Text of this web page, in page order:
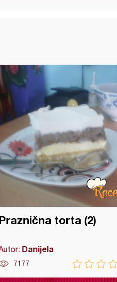
Praznična torta (2)
Danijela
7177